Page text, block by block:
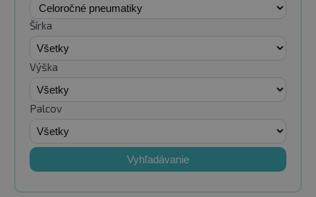
Šírka
Výška
Palcov
Vyhľadávanie